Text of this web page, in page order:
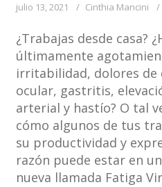
julio 13, 2021 Cinthia Mancini
¿Trabajas desde casa?
últimamente
irritabilidad, dolores de
ocular, gastritis,
arterial y hastío? O tal
cómo algunos de tus
su productividad y
razón puede estar en
nueva llamada Fatiga